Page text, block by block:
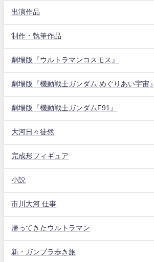
出演作品
制作・執筆作品
劇場版『ウルトラマンコスモス』
劇場版『機動戦士ガンダム めぐりあい宇宙』
劇場版『機動戦士ガンダムF91』
大河日々徒然
完成形フィギュア
小説
市川大河 仕事
帰ってきたウルトラマン
新・ガンプラ歩き旅